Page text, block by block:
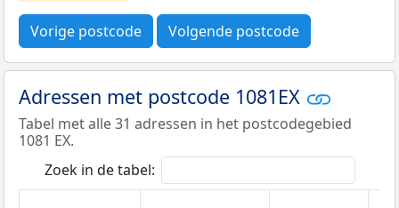
Vorige postcode Volgende postcode
Adressen met postcode 1081EX
Tabel met alle 31 adressen in het postcodegebied
1081 EX.
Zoek in de tabel: